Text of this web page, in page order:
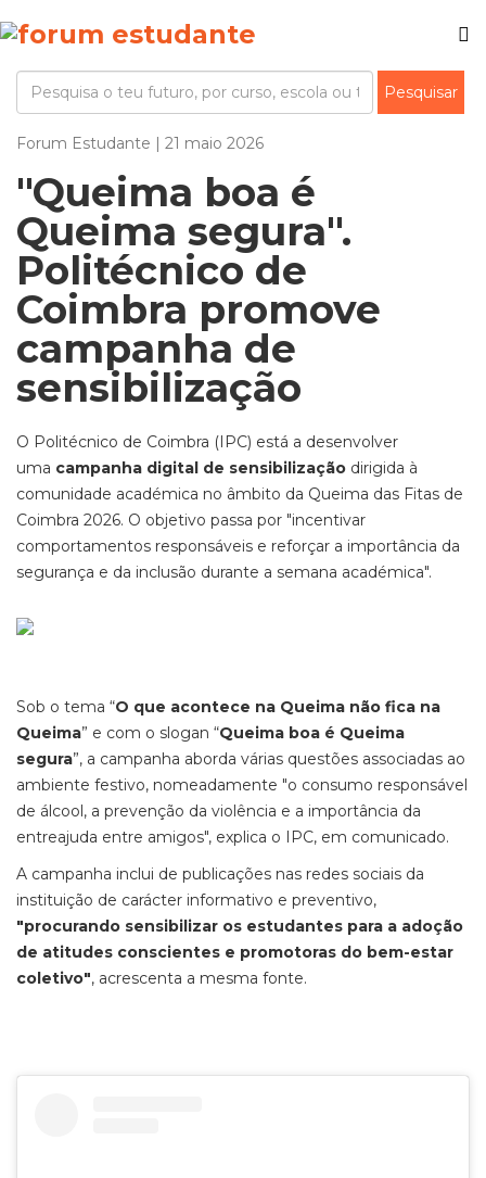
Forum Estudante | 21 maio 2026
"Queima boa é
Queima segura".
Politécnico de
Coimbra promove
campanha de
sensibilização
O Politécnico de Coimbra (IPC) está a desenvolver
uma campanha digital de sensibilização dirigida à
comunidade académica no âmbito da Queima das Fitas de
Coimbra 2026. O objetivo passa por "incentivar
comportamentos responsáveis e reforçar a importância da
segurança e da inclusão durante a semana académica".
Sob o tema “O que acontece na Queima não fica na
Queima” e com o slogan “Queima boa é Queima
segura”, a campanha aborda várias questões associadas ao
ambiente festivo, nomeadamente "o consumo responsável
de álcool, a prevenção da violência e a importância da
entreajuda entre amigos", explica o IPC, em comunicado.
A campanha inclui de publicações nas redes sociais da
instituição de carácter informativo e preventivo,
"procurando sensibilizar os estudantes para a adoção
de atitudes conscientes e promotoras do bem-estar
coletivo", acrescenta a mesma fonte.